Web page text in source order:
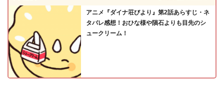
アニメ『ダイナ荘びより』第2話あらすじ・ネ
タバレ感想！おひな様や隕石よりも目先のシ
ュークリーム！